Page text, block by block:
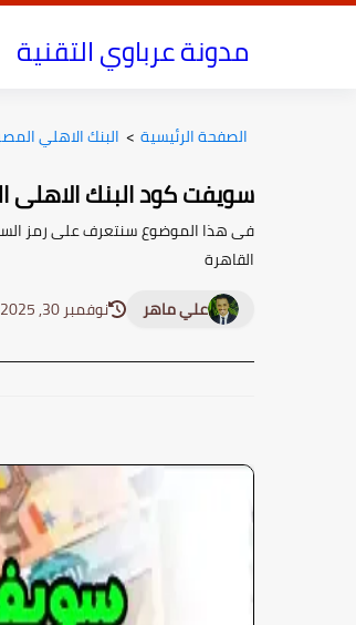
مدونة عرباوي التقنية
الصفحة الرئيسية > البنك الاهلي
سويفت كود البنك الاهلى
القاهرة
علي ماهر
نوفمبر 30, 2025